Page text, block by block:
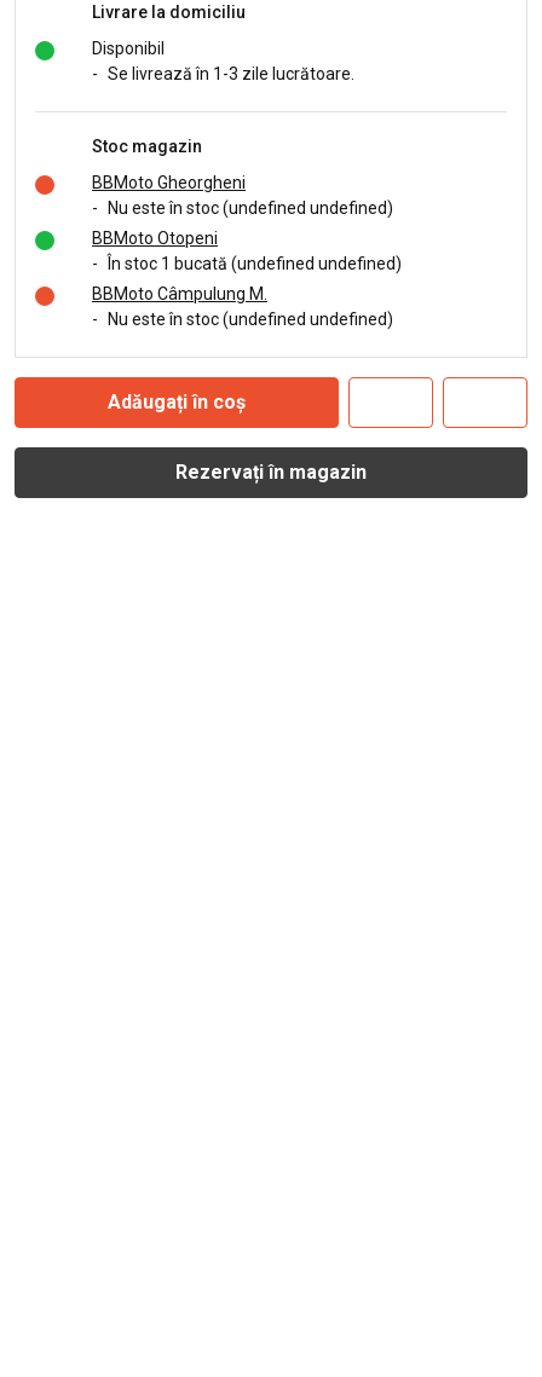
Livrare la domiciliu
Disponibil
- Se livrează în 1-3 zile lucrătoare.
Stoc magazin
BBMoto Gheorgheni
-
Nu este în stoc (undefined undefined)
BBMoto Otopeni
-
În stoc 1 bucată (undefined undefined)
BBMoto Câmpulung M.
-
Nu este în stoc (undefined undefined)
Adăugați în coș
Rezervați în magazin